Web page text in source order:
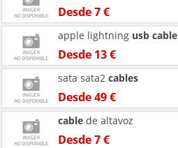
Desde 7 €
Desde 13 €
apple lightning usb cable
Desde 49 €
sata sata2 cables
Desde 7 €
cable de altavoz